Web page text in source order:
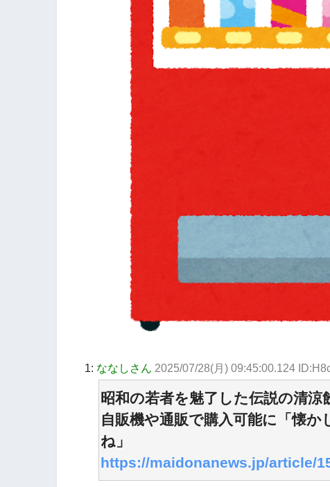
1: ななしさん 2025/07/28(月) 09:45:00.124
昭和の若者を魅了した伝説の清涼
自販機や通販で購入可能に「懐
ね」
https://maidonanews.jp/article/